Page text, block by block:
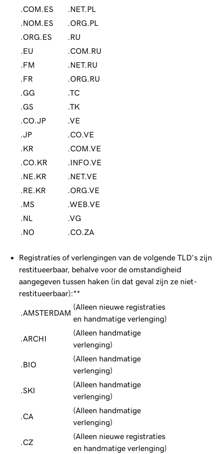
.COM.ES
.NET.PL
.NOM.ES
.ORG.PL
.ORG.ES
.RU
.EU
.COM.RU
.FM
.NET.RU
.FR
.ORG.RU
.GG
.TC
.GS
.TK
.CO.JP
.VE
.JP
.CO.VE
.KR
.COM.VE
.CO.KR
.INFO.VE
.NE.KR
.NET.VE
.RE.KR
.ORG.VE
.MS
.WEB.VE
.NL
.VG
.NO
.CO.ZA
Registraties of verlengingen van de volgende TLD's zijn
restitueerbaar, behalve voor de omstandigheid
aangegeven tussen haken (in dat geval zijn ze niet-
restitueerbaar):**
.AMSTERDAM
(Alleen nieuwe registraties
en handmatige verlenging)
.ARCHI
(Alleen handmatige
verlenging)
.BIO
(Alleen handmatige
verlenging)
.SKI
(Alleen handmatige
verlenging)
.CA
(Alleen handmatige
verlenging)
.CZ
(Alleen nieuwe registraties
en handmatige verlenging)